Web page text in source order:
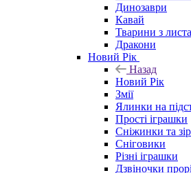
Динозаври
Кавай
Тварини з
Дракони
Новий Рік
Назад
Новий Рік
Змії
Ялинки на
Прості іграшки
Сніжинки та
Сніговики
Різні іграшки
Дзвіночки